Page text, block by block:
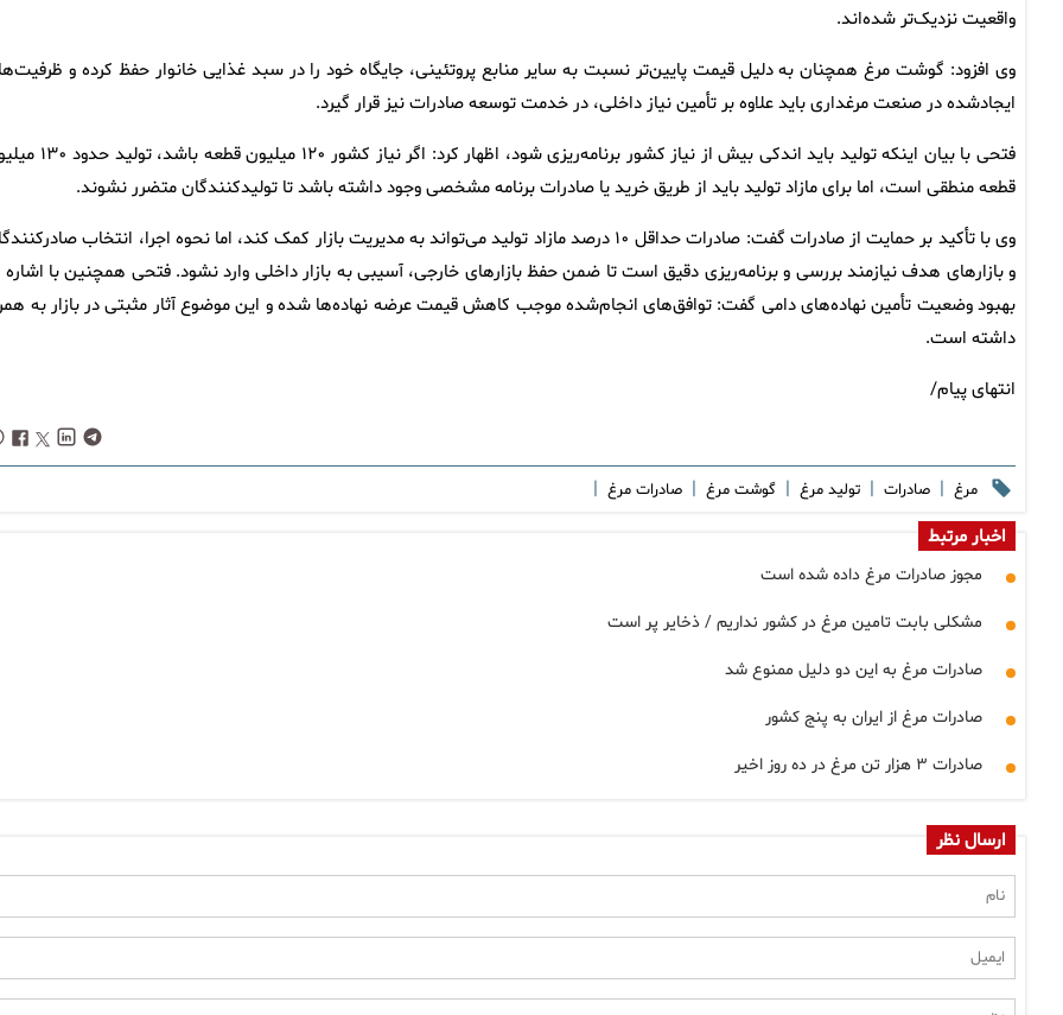
واقعیت نزدیک‌تر شده‌اند.
وی افزود: گوشت مرغ همچنان به دلیل قیمت پایین‌تر نسبت به سایر منابع پروتئینی، جایگاه خود را در سبد غذایی خانوار حفظ کرده و
ایجادشده در صنعت مرغداری باید علاوه بر تأمین نیاز داخلی، در خدمت توسعه صادرات نیز قرار گیرد.
فتحی با بیان اینکه تولید باید اندکی بیش از نیاز کشور برنامه‌ریزی شود، اظهار کرد: اگر
قطعه منطقی است، اما برای مازاد تولید باید از طریق خرید یا صادرات برنامه مشخصی وجود داشته باشد تا تولیدکنندگان متضرر نشوند.
وی با تأکید بر حمایت از صادرات گفت: صادرات حداقل ۱۰ درصد مازاد تولید می‌تواند به مدیریت بازار کمک کند، اما نحوه اجرا، انتخاب
و بازارهای هدف نیازمند بررسی و برنامه‌ریزی دقیق است تا ضمن حفظ بازارهای خارجی، آسیبی به بازار داخلی وارد نشود. فتحی همچنین با اشاره
بهبود وضعیت تأمین نهاده‌های دامی گفت: توافق‌های انجام‌شده موجب کاهش قیمت عرضه نهاده‌ها شده و این موضوع آثار مثبتی در بازار به
داشته است.
انتهای پیام/
مرغ | صادرات | تولید مرغ | گوشت مرغ | صادرات مرغ |
اخبار مرتبط
مجوز صادرات مرغ داده شده است
مشکلی بابت تامین مرغ در کشور نداریم / ذخایر پر است
صادرات مرغ به این دو دلیل ممنوع شد
صادرات مرغ از ایران به پنج کشور
صادرات ۳ هزار تن مرغ در ده روز اخیر
ارسال نظر